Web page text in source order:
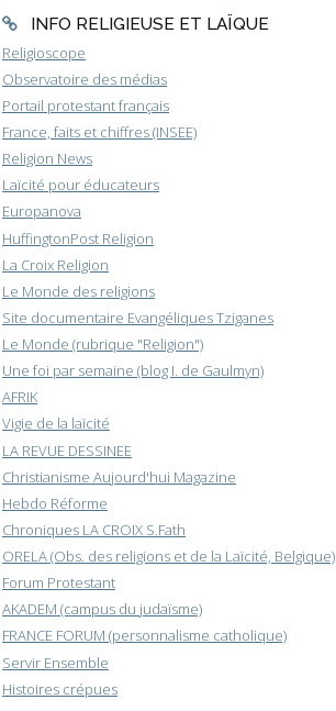
INFO RELIGIEUSE ET LAÏQUE
Religioscope
Observatoire des médias
Portail protestant français
France, faits et chiffres (INSEE)
Religion News
Laïcité pour éducateurs
Europanova
HuffingtonPost Religion
La Croix Religion
Le Monde des religions
Site documentaire Evangéliques Tziganes
Le Monde (rubrique "Religion")
Une foi par semaine (blog I. de Gaulmyn)
AFRIK
Vigie de la laïcité
LA REVUE DESSINEE
Christianisme Aujourd'hui Magazine
Hebdo Réforme
Chroniques LA CROIX S.Fath
ORELA (Obs. des religions et de la Laïcité, Belgique)
Forum Protestant
AKADEM (campus du judaïsme)
FRANCE FORUM (personnalisme catholique)
Servir Ensemble
Histoires crépues